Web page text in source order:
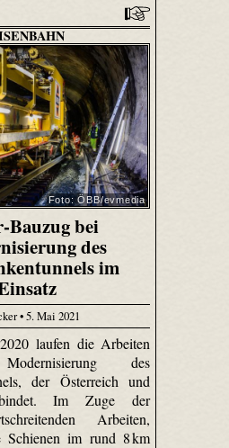
Foto: ÖBB/evmedia
Bauzug bei
des
im
• 5. Mai 2021
laufen die Arbeiten
des
der Österreich und
Im Zuge der
Arbeiten,
Schienen im rund 8 km